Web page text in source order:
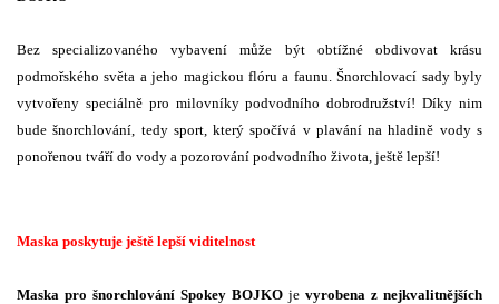
Bez specializovaného vybavení může být obtížné obdivovat krásu
podmořského světa a jeho magickou flóru a faunu. Šnorchlovací sady byly
vytvořeny speciálně pro milovníky podvodního dobrodružství! Díky nim
bude šnorchlování, tedy sport, který spočívá v plavání na hladině vody s
ponořenou tváří do vody a pozorování podvodního života, ještě lepší!
Maska poskytuje ještě lepší viditelnost
Maska pro šnorchlování Spokey BOJKO je vyrobena z nejkvalitnějších